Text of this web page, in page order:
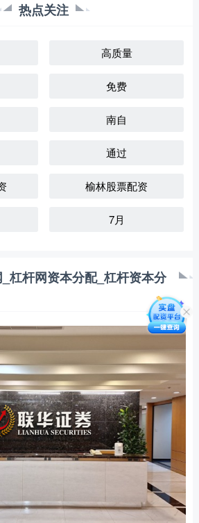
热点关注
高质量
免费
南自
通过
榆林股票配资
7月
杠杆网资本分配_杠杆资本分